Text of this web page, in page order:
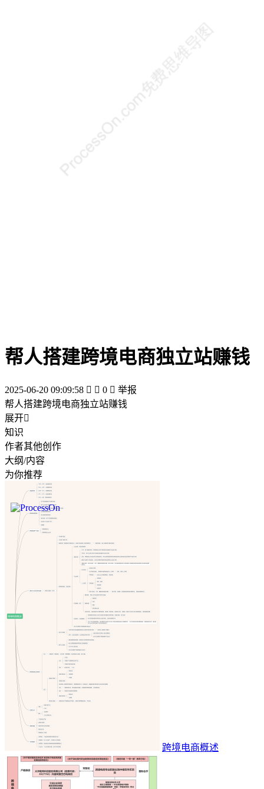
帮人搭建跨境电商独立站赚钱
2025-06-20 09:09:58   0  举报
帮人搭建跨境电商独立站赚钱
展开
知识
作者其他创作
大纲/内容
为你推荐
跨境电商概述